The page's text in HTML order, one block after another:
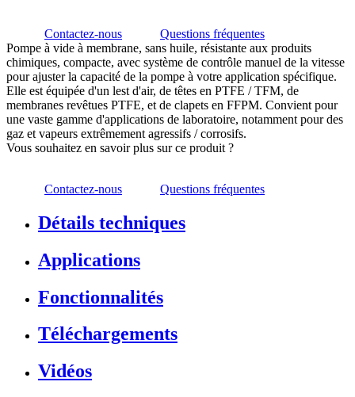
Contactez-nous
Questions fréquentes
Pompe à vide à membrane, sans huile, résistante aux produits
chimiques, compacte, avec système de contrôle manuel de la vitesse
pour ajuster la capacité de la pompe à votre application spécifique.
Elle est équipée d'un lest d'air, de têtes en PTFE / TFM, de
membranes revêtues PTFE, et de clapets en FFPM. Convient pour
une vaste gamme d'applications de laboratoire, notamment pour des
gaz et vapeurs extrêmement agressifs / corrosifs.
Vous souhaitez en savoir plus sur ce produit ?
Contactez-nous Questions fréquentes
Détails techniques
Applications
Fonctionnalités
Téléchargements
Vidéos